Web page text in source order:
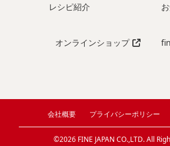
レシピ紹介
オンラインショップ
会社概要 プライバシーポリシー
©2026 FINE JAPAN CO.,LTD. All